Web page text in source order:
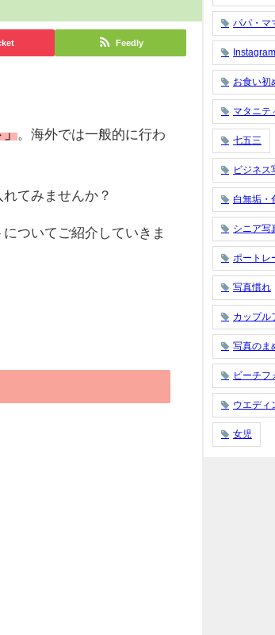
Feedly
」 。海外では一般的に行わ
てみませんか？
ついてご紹介していきま
パパ・マ
Instagram
お食い初
マタニテ
七五三
ビジネス
白無垢・
シニア写
ポートレ
写真慣れ
カップル
写真のま
ビーチフ
ウエディ
女児